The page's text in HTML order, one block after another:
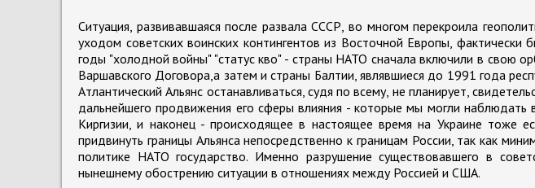
Ситуация, развивавшаяся после развала СССР, во многом перекроила
уходом советских воинских контингентов из Восточной Европы, фактически
годы "холодной войны" "статус кво" - страны НАТО сначала включили в свою
Варшавского Договора,а затем и страны Балтии, являвшиеся до 1991 года
Атлантический Альянс останавливаться, судя по всему, не планирует,
дальнейшего продвижения его сферы влияния - которые мы могли наблюдать
Киргизии, и наконец - происходящее в настоящее время на Украине тоже
придвинуть границы Альянса непосредственно к границам России, так как
политике НАТО государство. Именно разрушение существовавшего в
нынешнему обострению ситуации в отношениях между Россией и США.